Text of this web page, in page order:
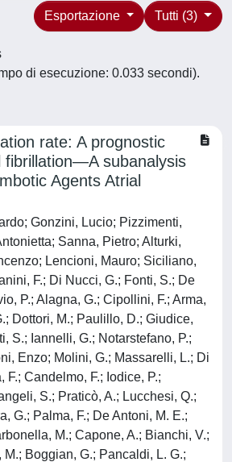
Tutti (3)
Esportazione
di esecuzione: 0.033 secondi).
rate: A prognostic
fibrillation—A subanalysis
Agents Atrial
Gonzini, Lucio; Pizzimenti,
Sanna, Pietro; Alturki,
Lencioni, Mauro; Siciliano,
F.; Di Nucci, G.; Fonti, S.; De
P.; Alagna, G.; Cipollini, F.; Arma,
Dottori, M.; Paulillo, D.; Giudice,
S.; Iannelli, G.; Notarstefano, P.;
Enzo; Molini, G.; Massarelli, L.; Di
F.; Candelmo, F.; Iodice, P.;
S.; Praticò, A.; Lucchesi, Q.;
G.; Palma, F.; De Antoni, M. E.;
M.; Capone, A.; Bianchi, V.;
M.; Boggian, G.; Pancaldi, L. G.;